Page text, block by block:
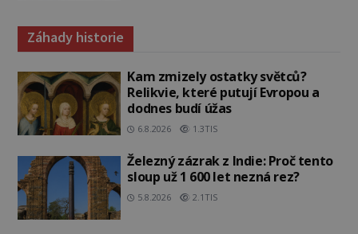
Záhady historie
Kam zmizely ostatky světců?
Relikvie, které putují Evropou a
dodnes budí úžas
6.8.2026 1.3TIS
Železný zázrak z Indie: Proč tento
sloup už 1 600 let nezná rez?
5.8.2026 2.1TIS